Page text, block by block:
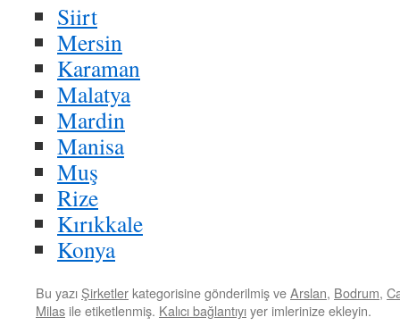
Siirt
Mersin
Karaman
Malatya
Mardin
Manisa
Muş
Rize
Kırıkkale
Konya
Bu yazı Şirketler kategorisine gönderilmiş veArslan, Bodrum,
Milas ile etiketlenmiş. Kalıcı bağlantıyıyer imlerinize ekleyin.